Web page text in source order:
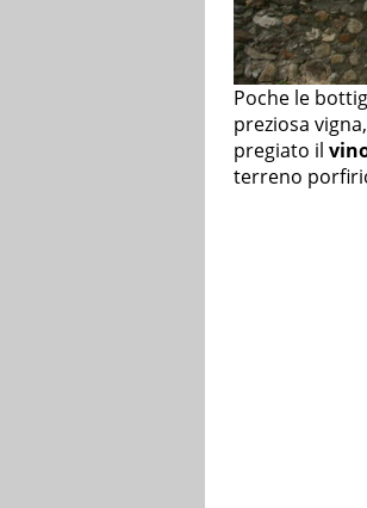
Poche le
preziosa
pregiato il
terreno